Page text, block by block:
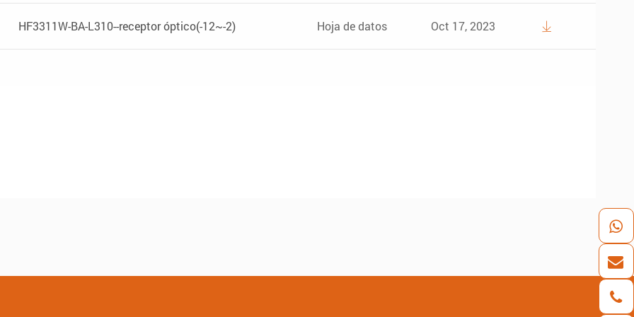
HF3311W-BA-L310--receptor óptico(-12~-2) Hoja de datos Oct 17, 2023 